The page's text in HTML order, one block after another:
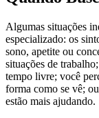
Algumas situações
especializado: os
sono, apetite ou
situações de
tempo livre; você
forma como se vê;
estão mais ajudando.